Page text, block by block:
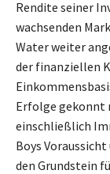
Rendite seiner
wachsenden
Water weiter
der finanziellen
Erfolge gekonnt
einschließlich
Boys
den Grundstein